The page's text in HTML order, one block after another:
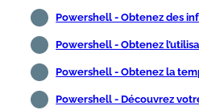
Powershell - Obtenez des
Powershell - Obtenez
Powershell - Obtenez la
Powershell - Découvrez